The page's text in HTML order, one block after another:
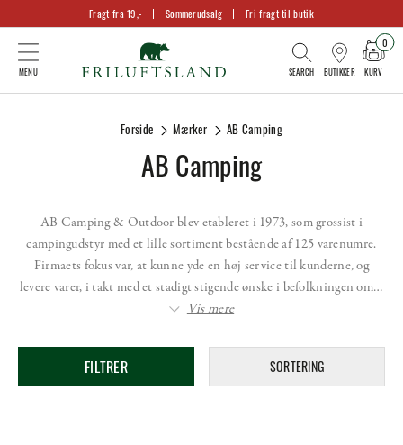
Fragt fra 19,- Sommerudsalg Fri fragt til butik
BUTIKKER KURV
0
AB Camping
Forside Mærker AB Camping
AB Camping & Outdoor blev etableret i 1973, som grossist i
campingudstyr med et lille sortiment bestående af 125 varenumre.
Firmaets fokus var, at kunne yde en høj service til kunderne, og
levere varer, i takt med et stadigt stigende ønske i befolkningen om…
Vis mere
FILTRER SORTERING